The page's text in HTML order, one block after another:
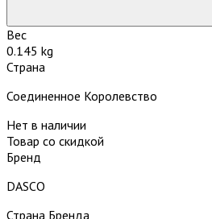
Вес
0.145 kg
Страна
Соединенное Королевство
Нет в наличии
Товар со скидкой
Бренд
DASCO
Страна Бренда